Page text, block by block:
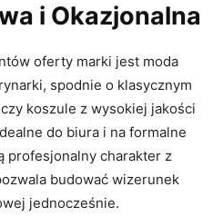
i Okazjonalna
oferty marki jest moda
spodnie o klasycznym
koszule z wysokiej jakości
do biura i na formalne
profesjonalny charakter z
budować wizerunek
jednocześnie.